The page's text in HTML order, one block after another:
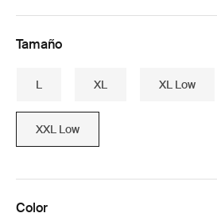
Tamaño
L XL XL Low
XXL Low
Color